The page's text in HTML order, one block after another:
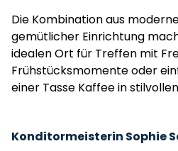
Die Kombination aus
gemütlicher Einrichtung
idealen Ort für Treffen mit
Frühstücksmomente oder
einer Tasse Kaffee in
Konditormeisterin Sophie